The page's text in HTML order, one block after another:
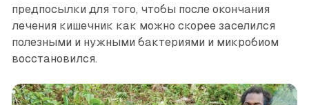
предпосылки для того, чтобы после окончания
лечения кишечник как можно скорее заселился
полезными и нужными бактериями и микробиом
восстановился.